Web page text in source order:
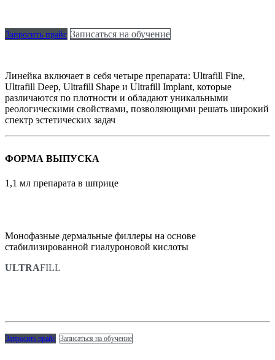
Запросить прайс Записаться на обучение
Линейка включает в себя четыре препарата: Ultrafill Fine,
Ultrafill Deep, Ultrafill Shape и Ultrafill Implant, которые
различаются по плотности и обладают уникальными
реологическими свойствами, позволяющими решать широкий
спектр эстетических задач
ФОРМА ВЫПУСКА
1,1 мл препарата в шприце
Монофазные дермальные филлеры на основе
стабилизированной гиалуроновой кислоты
ULTRAFILL
Запросить прайс Записаться на обучение